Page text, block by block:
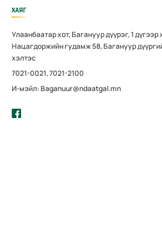
ХАЯГ
Улаанбаатар хот, Багануур дүүрэг, 1
Нацагдоржийн гудамж 58, Багануур
хэлтэс
7021-0021, 7021-2100
И-мэйл: Baganuur@ndaatgal.mn